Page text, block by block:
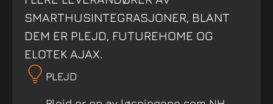
SMARTHUSINTEGRASJONER, BLANT
DEM ER PLEJD, FUTUREHOME OG
ELOTEK AJAX.
PLEJD